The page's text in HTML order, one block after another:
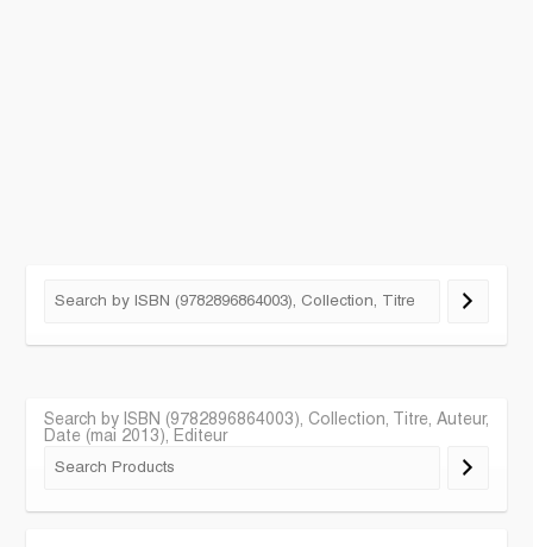
Search by ISBN (9782896864003), Collection, Titre, Auteur,
Date (mai 2013), Editeur